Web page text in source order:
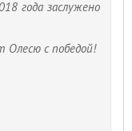
года заслужено
Олесю с победой!